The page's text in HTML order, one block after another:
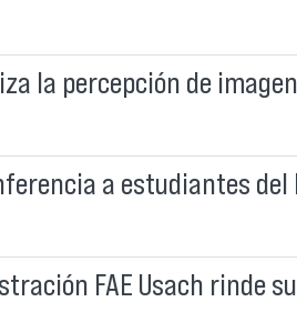
la percepción de
a estudiantes
FAE Usach rinde